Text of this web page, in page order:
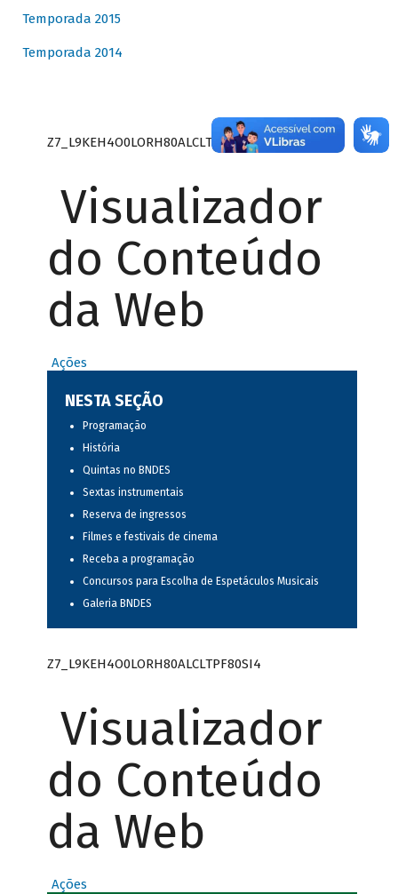
Temporada 2015
Temporada 2014
Z7_L9KEH4O0LORH80ALCLTPF80S27
Visualizador
do Conteúdo
da Web
Ações
NESTA SEÇÃO
Programação
História
Quintas no BNDES
Sextas instrumentais
Reserva de ingressos
Filmes e festivais de cinema
Receba a programação
Concursos para Escolha de Espetáculos Musicais
Galeria BNDES
Z7_L9KEH4O0LORH80ALCLTPF80SI4
Visualizador
do Conteúdo
da Web
Ações